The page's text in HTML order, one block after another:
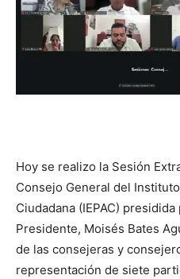
Hoy se realizo la Sesión
Consejo General del
Ciudadana (IEPAC)
Presidente, Moisés Bates
de las consejeras y
representación de siete